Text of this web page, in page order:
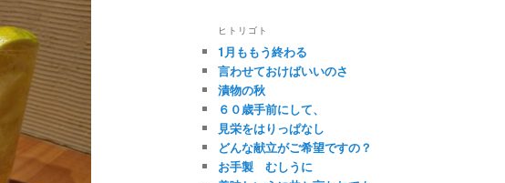
ヒトリゴト
1月ももう終わる
言わせておけばいいのさ
漬物の秋
６０歳手前にして、
見栄をはりっぱなし
どんな献立がご希望ですの？
お手製 むしうに